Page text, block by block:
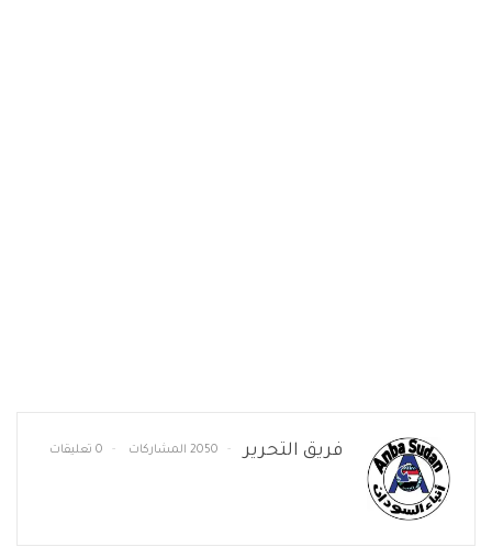
فريق التحرير 2050 المشاركات 0 تعليقات